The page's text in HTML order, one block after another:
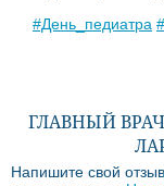
#День_педиатра
ГЛАВНЫЙ
Напишите свой